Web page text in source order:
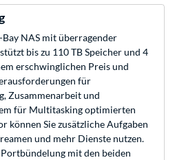
NAS mit überragender
bis zu 110 TB Speicher und 4
erschwinglichen Preis und
für
Zusammenarbeit und
für Multitasking optimierten
können Sie zusätzliche Aufgaben
und mehr Dienste nutzen.
mit den beiden